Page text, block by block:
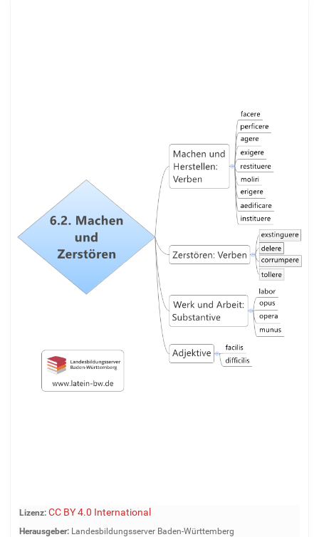
Z
e
Lizenz: CC BY 4.0 International
Herausgeber: Landesbildungsserver Baden-Württemberg